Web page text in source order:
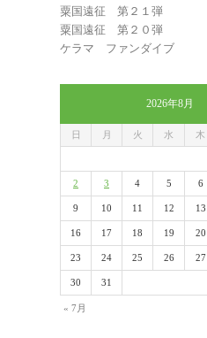
粟国遠征 第２１弾
粟国遠征 第２０弾
ケラマ ファンダイブ
2026年8月
日 月 火 水 木
« 7月
2 3 4 5 6
9 10 11 12 13
16 17 18 19 20
23 24 25 26 27
30 31